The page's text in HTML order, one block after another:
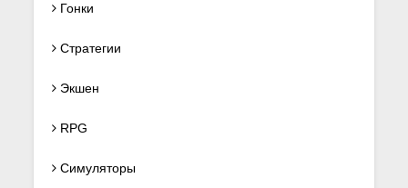
Гонки
Стратегии
Экшен
RPG
Симуляторы